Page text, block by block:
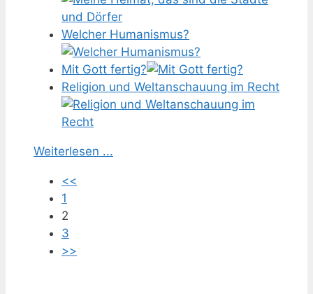
Welcher Humanismus?
Mit Gott fertig?
Religion und Weltanschauung im Recht
Weiterlesen ...
<<
1
2
3
>>